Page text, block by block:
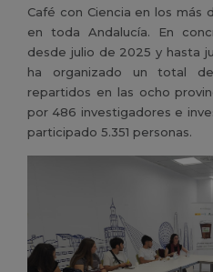
Café con Ciencia en los más
en toda Andalucía. En
desde julio de 2025 y hasta
ha organizado un total
repartidos en las ocho
por 486 investigadores e
participado 5.351 personas.